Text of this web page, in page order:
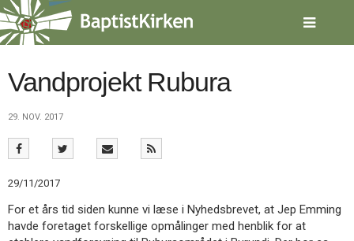
Spring
menu
over
gå
tilbage
forsiden
2.0:
Nyheder
3.0:
Kalender
4.0:
Inspiration
5.0:
Vandprojekt Rubura
29. NOV. 2017
29/11/2017
For et års tid siden kunne vi læse i Nyhedsbrevet, at Jep Emming
havde foretaget forskellige opmålinger med henblik for at